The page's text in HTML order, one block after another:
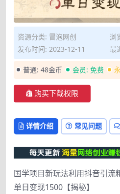
资源分类: 冒泡网创
浏
发布时间: 2023-12-11
最
普通: 48金币 会员: 免费
购买下载权限
详情介绍 常见问题
国学项目新玩法利用抖音引流
单日变现1500【揭秘】